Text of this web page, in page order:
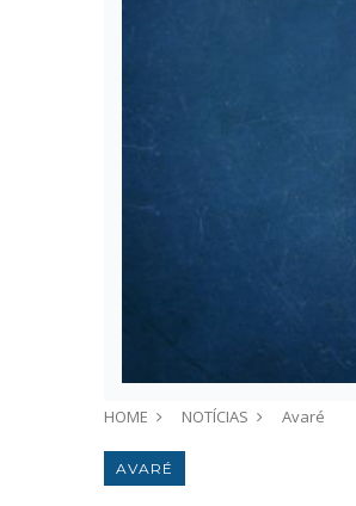
HOME NOTÍCIAS Avaré
AVARÉ